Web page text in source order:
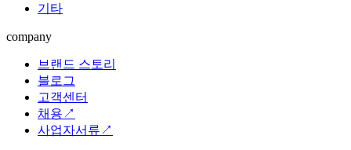
기타
company
브랜드 스토리
블로그
고객센터
채용↗
사업자서류↗